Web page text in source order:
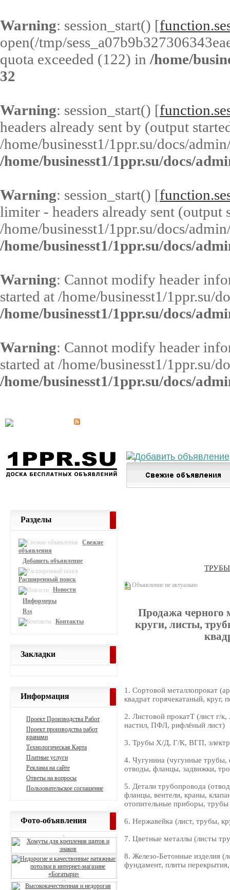
Warning: session_start() [
open(/tmp/
quota exceeded (122) in /home/
32
Warning: session_start() [
headers already sent by (output
/home/businesst1/1ppr.su/docs/
/home/businesst1/1ppr.su/docs/
Warning: session_start() [
limiter - headers already sent (output
/home/businesst1/1ppr.su/docs/
/home/businesst1/1ppr.su/docs/
Warning: Cannot modify header
started at /home/businesst1/1ppr.su/
/home/businesst1/1ppr.su/docs/
Warning: Cannot modify header
started at /home/businesst1/1ppr.su/
/home/businesst1/1ppr.su/docs/
ТРУБЫ
Объявление не актуально
Продажа черного
круги, листы,
1. Сортовой металлопрокат
квадрат горячекатаный, круг,
2. Листовой прокатТ (лист г/
настил, ПФЛ, рифлёный лист)
3. Трубы Х/Д, Г/К, ВГП,
4. Чугунина (чугунные
отводы, фланцы, задвижки,
5. Детали трубопровода
фланцы, вентели, краны,
отопительные приборы,
6. Нержавейка (лист, трубы,
7. Цветные металлы (листы
8. Железо-Бетонные изделия
фундамент, плиты
Разделы
Свежие
объявления
Добавить объявление
Расширенный поиск
Новости
Информеры
Rss
Контакты
Закладки
Информация
Проект Производства Работ
Проект производства работ
кранами
Технологическая Карта
Платные услуги
Реклама на сайте
Ответы на вопросы
Пользовательское соглашение
Фото-объявления